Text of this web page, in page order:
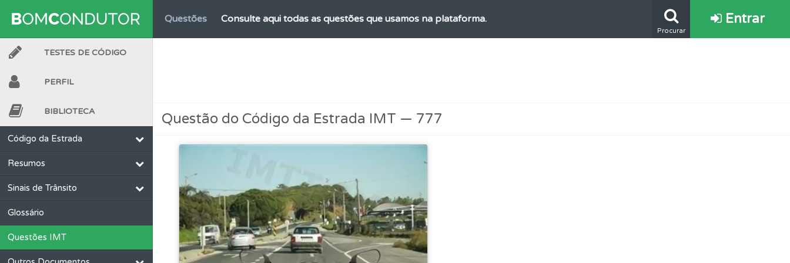
Questões Consulte aqui todas as questões que usamos na plataforma.
Questões
Perfil Tem um histórico dos seus testes no seu perfil.
Perfil Saiba no seu perfil se já está preparado para ir a exame.
Procurar
Entrar
TESTES DE CÓDIGO
PERFIL
BIBLIOTECA
Código da Estrada
Resumos
Sinais de Trânsito
Glossário
Questões IMT
Questão do Código da Estrada IMT — 777